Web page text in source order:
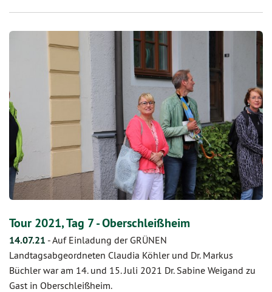
Tour 2021, Tag 7 - Oberschleißheim
14.07.21 -Auf Einladung der GRÜNEN
Landtagsabgeordneten Claudia Köhler und Dr. Markus
Büchler war am 14. und 15. Juli 2021 Dr. Sabine Weigand zu
Gast in Oberschleißheim.